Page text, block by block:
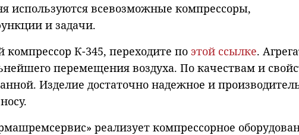
используются всевозможные компрессоры,
и задачи.
К-345, переходите по этой ссылке.
перемещения воздуха. По качествам и
Изделие достаточно надежное и
реализует компрессорное